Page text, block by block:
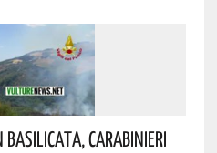
Basilicata, Carabinieri